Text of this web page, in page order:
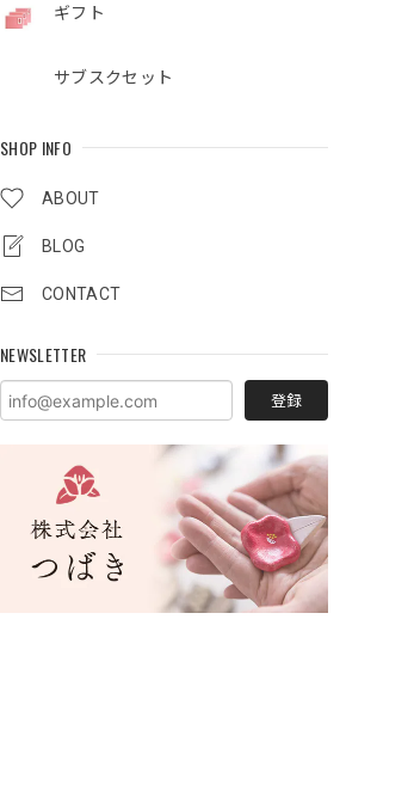
ギフト
サブスクセット
SHOP INFO
ABOUT
BLOG
CONTACT
NEWSLETTER
登録